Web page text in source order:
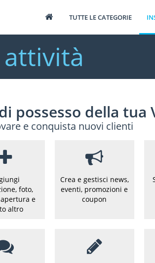
TUTTE LE CATEGORIE
possesso della tua
e conquista nuovi clienti
foto,
e
altro
Crea e gestisci news,
eventi, promozioni e
coupon